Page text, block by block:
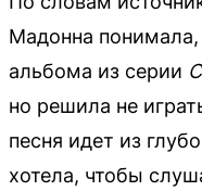
Мадонна понимала,
альбома из серии
но решила не
песня идет из
хотела, чтобы